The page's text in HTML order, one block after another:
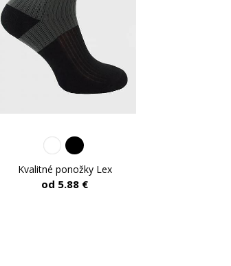
Kvalitné ponožky Lex
od 5.88 €